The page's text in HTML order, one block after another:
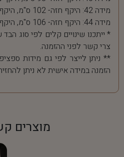
מידה 42: היקף חזה- 102 ס"מ, היקף מותן- 80 ס"מ
מידה 44: היקף חזה- 106 ס"מ, היקף מותן- 84 ס"מ
* ייתכנו שינויים קלים לפי סוג
צרי קשר לפני ההזמנה.
** ניתן לייצר לפי גם מידות
הזמנה במידה אישית לא ניתן
מוצרים